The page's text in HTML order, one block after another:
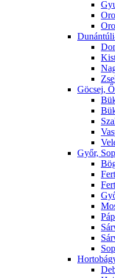
Göcsej,
Győr,